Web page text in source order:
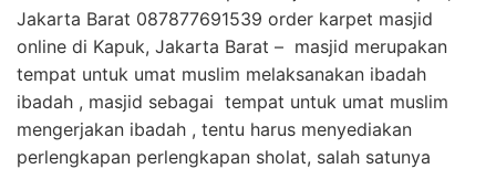
Jakarta Barat 087877691539 order karpet masjid
online di Kapuk, Jakarta Barat – masjid merupakan
tempat untuk umat muslim melaksanakan ibadah
ibadah , masjid sebagai tempat untuk umat muslim
mengerjakan ibadah , tentu harus menyediakan
perlengkapan perlengkapan sholat, salah satunya